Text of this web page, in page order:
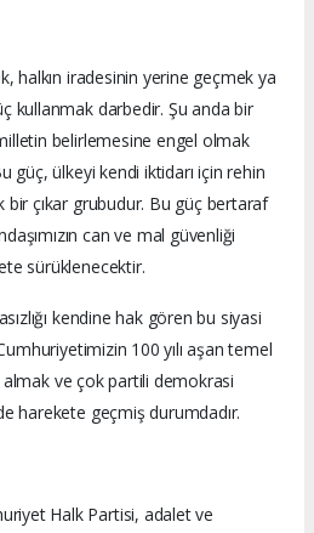
halkın iradesinin yerine geçmek ya
kullanmak darbedir. Şu anda bir
belirlemesine engel olmak
güç, ülkeyi kendi iktidarı için rehin
çıkar grubudur. Bu güç bertaraf
can ve mal güvenliği
sürüklenecektir.
kendine hak gören bu siyasi
100 yılı aşan temel
almak ve çok partili demokrasi
harekete geçmiş durumdadır.
Halk Partisi, adalet ve